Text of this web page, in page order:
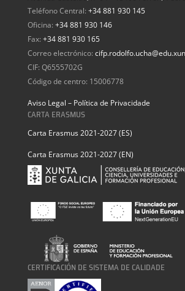
Teléfono Central: +34 881 930 145
Oficina: +34 881 930 146
Fax: +34 881 930 165
Correo electrónico:
CIF: Q6555702G
Código de centro: 15006778
Aviso Legal – Política de Privacidade
CARTA ERASMUS
Carta Erasmus 2021-2027 (ES)
Carta Erasmus 2021-2027 (EN)
CERTIFICACIÓN DE SISTEMA DE CALIDADE